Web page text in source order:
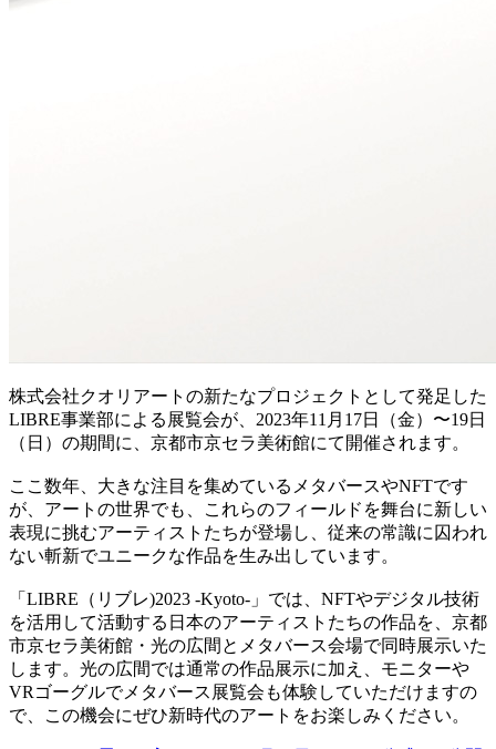
株式会社クオリアートの新たなプロジェクトとして発足した
LIBRE事業部による展覧会が、2023年11月17日（金）〜19日
（日）の期間に、京都市京セラ美術館にて開催されます。
ここ数年、大きな注目を集めているメタバースやNFTです
が、アートの世界でも、これらのフィールドを舞台に新しい
表現に挑むアーティストたちが登場し、従来の常識に囚われ
ない斬新でユニークな作品を生み出しています。
「LIBRE（リブレ)2023 -Kyoto-」では、NFTやデジタル技術
を活用して活動する日本のアーティストたちの作品を、京都
市京セラ美術館・光の広間とメタバース会場で同時展示いた
します。光の広間では通常の作品展示に加え、モニターや
VRゴーグルでメタバース展覧会も体験していただけますの
で、この機会にぜひ新時代のアートをお楽しみください。